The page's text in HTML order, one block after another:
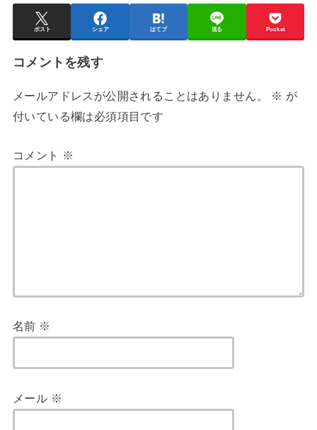
ポスト シェア はてブ 送る Pocket
コメントを残す
メールアドレスが公開されることはありません。 ※ が
付いている欄は必須項目です
コメント ※
名前 ※
メール ※